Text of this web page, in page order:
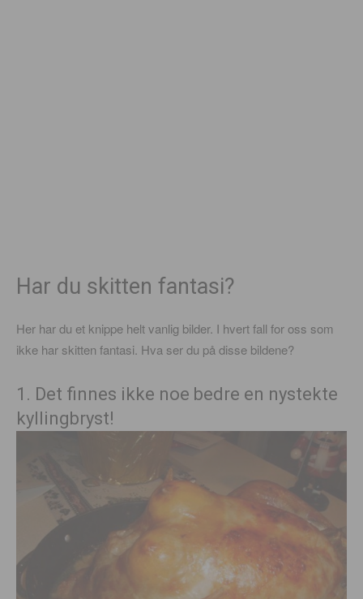
Har du skitten fantasi?
Her har du et knippe helt vanlig bilder. I hvert fall for oss som
ikke har skitten fantasi. Hva ser du på disse bildene?
1. Det finnes ikke noe bedre en nystekte
kyllingbryst!